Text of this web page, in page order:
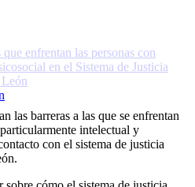
las barreras a las que se enfrentan
intelectual y
con el sistema de justicia